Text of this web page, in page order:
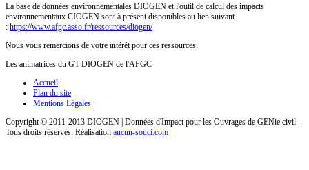
La base de données environnementales DIOGEN et l'outil de calcul des impacts
environnementaux CIOGEN sont à présent disponibles au lien suivant
: https://www.afgc.asso.fr/ressources/diogen/
Nous vous remercions de votre intérêt pour ces ressources.
Les animatrices du GT DIOGEN de l'AFGC
Accueil
Plan du site
Mentions Légales
Copyright © 2011-2013 DIOGEN | Données d'Impact pour les Ouvrages de GENie civil -
Tous droits réservés. Réalisation aucun-souci.com